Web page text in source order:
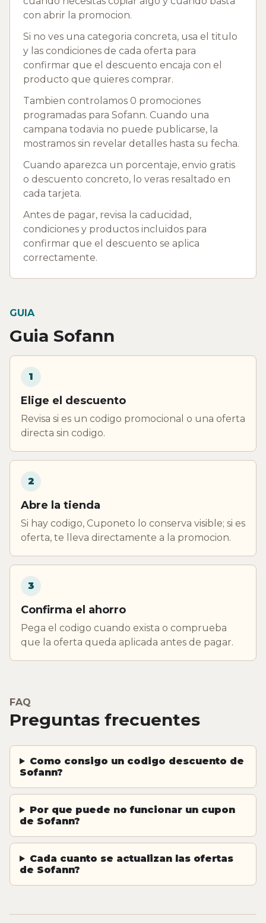
con abrir la promocion.
Si no ves una categoria concreta, usa el titulo
y las condiciones de cada oferta para
confirmar que el descuento encaja con el
producto que quieres comprar.
Tambien controlamos 0 promociones
programadas para Sofann. Cuando una
campana todavia no puede publicarse, la
mostramos sin revelar detalles hasta su fecha.
Cuando aparezca un porcentaje, envio gratis
o descuento concreto, lo veras resaltado en
cada tarjeta.
Antes de pagar, revisa la caducidad,
condiciones y productos incluidos para
confirmar que el descuento se aplica
correctamente.
GUIA
Guia Sofann
1
Elige el descuento
Revisa si es un codigo promocional o una oferta
directa sin codigo.
2
Abre la tienda
Si hay codigo, Cuponeto lo conserva visible; si es
oferta, te lleva directamente a la promocion.
3
Confirma el ahorro
Pega el codigo cuando exista o comprueba
que la oferta queda aplicada antes de pagar.
FAQ
Preguntas frecuentes
Como consigo un codigo descuento de
Sofann?
Por que puede no funcionar un cupon
de Sofann?
Cada cuanto se actualizan las ofertas
de Sofann?